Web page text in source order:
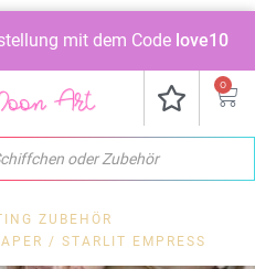
mit dem Code love10
0
ZUBEHÖR
/ STARLIT EMPRESS